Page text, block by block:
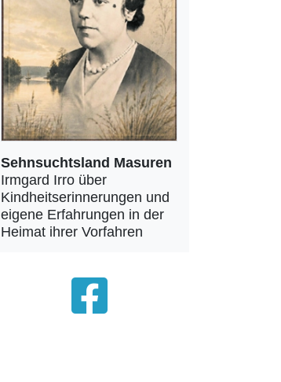
Sehnsuchtsland Masuren
Irmgard Irro über
Kindheitserinnerungen und
eigene Erfahrungen in der
Heimat ihrer Vorfahren